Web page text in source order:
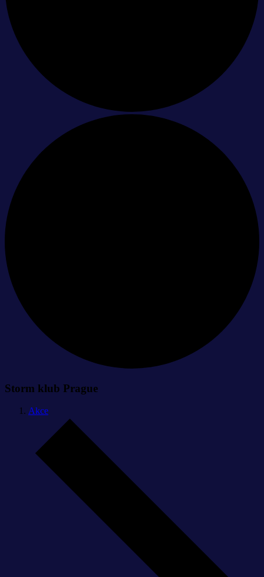
Storm klub Prague
Akce